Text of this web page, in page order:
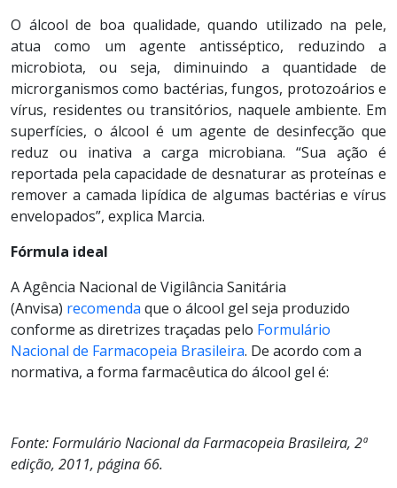
O álcool de boa qualidade, quando utilizado na pele,
atua como um agente antisséptico, reduzindo a
microbiota, ou seja, diminuindo a quantidade de
microrganismos como bactérias, fungos, protozoários e
vírus, residentes ou transitórios, naquele ambiente. Em
superfícies, o álcool é um agente de desinfecção que
reduz ou inativa a carga microbiana. “Sua ação é
reportada pela capacidade de desnaturar as proteínas e
remover a camada lipídica de algumas bactérias e vírus
envelopados”, explica Marcia.
Fórmula ideal
A Agência Nacional de Vigilância Sanitária
(Anvisa) recomenda que o álcool gel seja produzido
conforme as diretrizes traçadas pelo Formulário
Nacional de Farmacopeia Brasileira. De acordo com a
normativa, a forma farmacêutica do álcool gel é:
Fonte: Formulário Nacional da Farmacopeia Brasileira, 2ª
edição, 2011, página 66.